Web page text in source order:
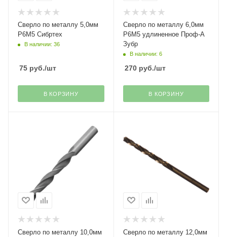
Сверло по металлу 5,0мм
Р6М5 Сибртех
В наличии: 36
75 руб./шт
В КОРЗИНУ
Сверло по металлу 6,0мм
Р6М5 удлиненное Проф-А
Зубр
В наличии: 6
270руб./шт
В КОРЗИНУ
Сверло по металлу 10,0мм
Сверло по металлу 12,0мм